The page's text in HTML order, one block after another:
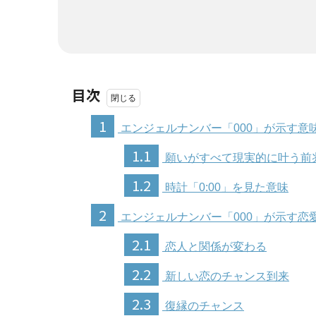
目次
1
エンジェルナンバー「000」が示す意
1.1 願いがすべて現実的に叶う前
1.2 時計「0:00」を見た意味
2 エンジェルナンバー「000」が示す恋
2.1 恋人と関係が変わる
2.2 新しい恋のチャンス到来
2.3 復縁のチャンス